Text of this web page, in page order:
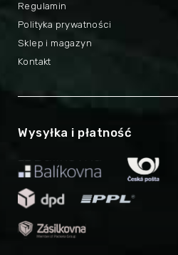
Regulamin
Polityka prywatności
Sklep i magazyn
Kontakt
Wysyłka i płatność